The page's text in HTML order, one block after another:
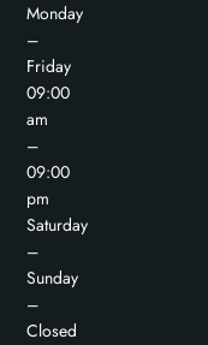
Monday
–
Friday
09:00
am
–
09:00
pm
Saturday
–
Sunday
–
Closed